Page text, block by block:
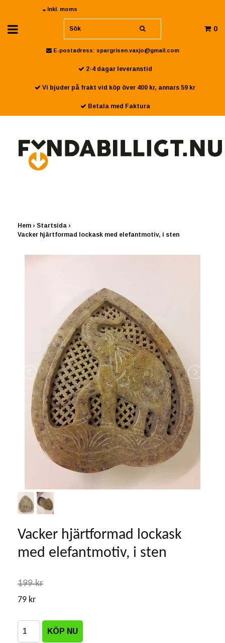
Inkl. moms
0
E-postadress: spargrisen.vaxjo@gmail.com
2-4 dagar leveranstid
Vi bjuder på frakt vid köp över 400 kr, annars 59 kr
Betala med Faktura
Hem › Startsida ›
Vacker hjärtformad lockask med elefantmotiv, i sten
Vacker hjärtformad lockask
med elefantmotiv, i sten
199 kr
79 kr